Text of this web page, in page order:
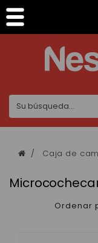
Caja de
Ordenar
Panel de gestión de